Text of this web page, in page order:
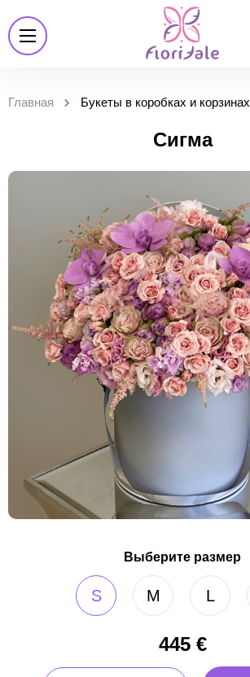
Главная Букеты в коробках и корзинах
Сигма
Выберите размер
S M L
445€